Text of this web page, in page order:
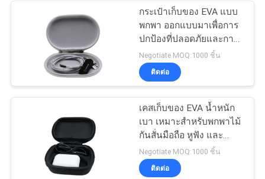
โรงงาน
ควบคุม
คุณภาพ
กล่องเก็บของ EVA
กระเป๋าใส่ EVA
33
กระเป๋าเก็บของ EVA แบบ
พกพา ออกแบบมาเพื่อการ
ปกป้องที่ปลอดภัยและการ
ขนย้ายอุปกรณ์
อิเล็กทรอนิกส์ เครื่องมือ
และอุปกรณ์เสริมได้อย่าง
Negotiate MOQ:1000 ชิ้น
ติดต่อ
เคสเก็บของ EVA น้ำหนัก
เบา เหมาะสำหรับพกพาไม้
กันสั่นมือถือ หูฟัง และ
ผลิตภัณฑ์อิเล็กทรอนิกส์
ยอดนิยมอื่นๆ
Negotiate MOQ:1000 ชิ้น
ติดต่อ